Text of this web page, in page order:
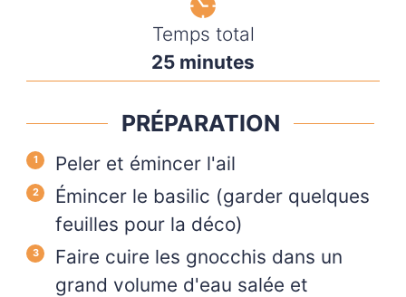
Temps total
25 minutes
PRÉPARATION
Peler et émincer l'ail
Émincer le basilic (garder quelques
feuilles pour la déco)
Faire cuire les gnocchis dans un
grand volume d'eau salée et